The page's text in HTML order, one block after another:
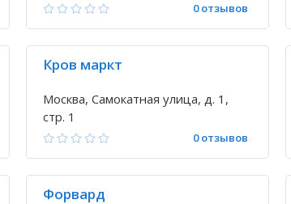
0 отзывов
Кров маркт
Москва, Самокатная улица, д. 1,
стр. 1
0 отзывов
Форвард